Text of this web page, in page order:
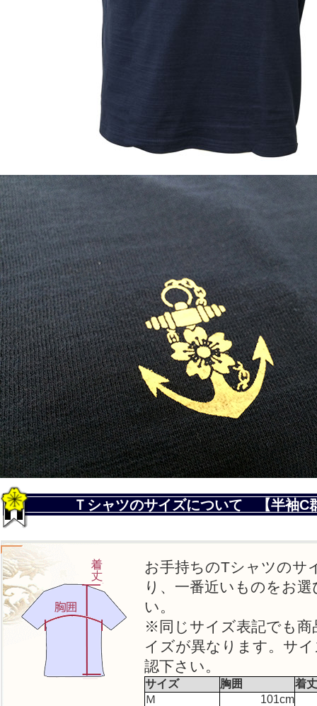
Ｔシャツのサイズについて 【半袖C
お手持ちのTシャツのサ
り、一番近いものをお
い。
※同じサイズ表記でも商
イズが異なります。サ
認下さい。
サイズ 胸囲
着丈
Ｍ
101cm